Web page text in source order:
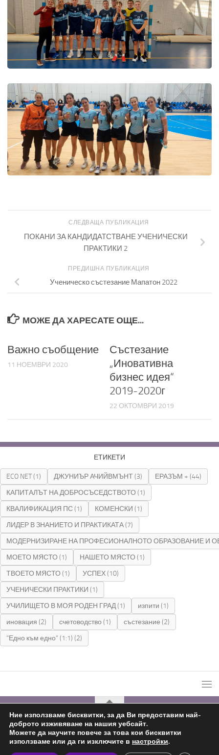
СЛЕДВАЩА ПУБЛИКАЦИЯ
ПОКАНИ ЗА КАНДИДАТСТВАНЕ УЧЕНИЧЕСКИ
ПРАКТИКИ 2
ПРЕДИШНА ПУБЛИКАЦИЯ
Ученическо състезание Мапатон 2022
МОЖЕ ДА ХАРЕСАТЕ ОЩЕ...
Важно съобщение
11 НОЕМВРИ 2020
Състезание
„Иновативна
бизнес идея“
2019-2020г
22 ОКТОМВРИ 2019
ЕТИКЕТИ
ECO NET(1) ДЖУНИЪР АЧИЙВМЪНТ(3) ЕРАЗЪМ + (44)
КАПИТАЛЪТ НА ДОБРОСЪСЕДСТВОТО (1)
КВАЛИФИКАЦИЯ ПС(1) КОМЕНСКИ (1)
ЛИДЕР В ЗНАНИЕТО И ПРАКТИКАТА(7)
МОДЕРНИЗИРАНЕ НА ПРОФЕСИОНАЛНОТО ОБРАЗОВАНИЕ И
МОЕТО МЯСТО (1) НАШЕТО МЯСТО (1)
ТВОЕТО МЯСТО (1) УСПЕХ(10)
УЧЕНИЧЕСКИ ПРАКТИКИ (1)
УЧИЛИЩЕТО В МОЯ РОДЕН ГРАД(1) изпити (1)
иновация (2) счетоводство (1) състезание (2)
“Едно към едно” (1:1) (2)
С подкрепата наНиколай Комнев2019 - 2026
Ние използваме бисквитки, за да Ви предоставим най-
доброто изживяване на нашия уебсайт.
Можете да научите повече за това кои бисквитки
използваме или да ги изключите в настройки.